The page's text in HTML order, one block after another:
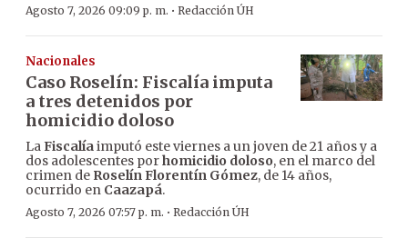
Agosto 7, 2026 09:09 p. m. · Redacción ÚH
Nacionales
Caso Roselín: Fiscalía imputa
a tres detenidos por
homicidio doloso
LaFiscalíaimputó este viernes a un joven de 21 años y a
dos adolescentes porhomicidio doloso, en el marco del
crimen de Roselín Florentín Gómez, de 14 años,
ocurrido en Caazapá.
Agosto 7, 2026 07:57 p. m. · Redacción ÚH